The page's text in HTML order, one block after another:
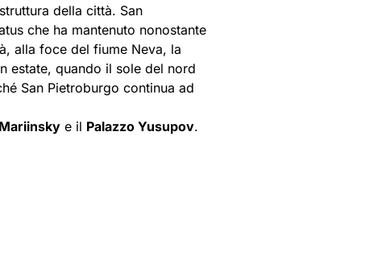
della città. San
che ha mantenuto nonostante
alla foce del fiume Neva, la
estate, quando il sole del nord
San Pietroburgo continua ad
e il Palazzo Yusupov.